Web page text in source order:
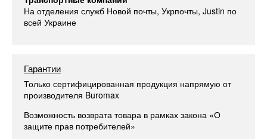
На отделения служб Новой почты, Укрпочты, Justin по
всей Украине
Гарантии
Только сертифицированная продукция напрямую от
производителя Buromax
Возможность возврата товара в рамках закона «О
защите прав потребителей»